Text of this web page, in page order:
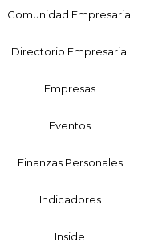
Comunidad Empresarial
Directorio Empresarial
Empresas
Eventos
Finanzas Personales
Indicadores
Inside